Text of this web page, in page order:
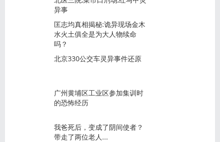
异事
匡志均真相揭秘:诡异现场金木
水火土俱全是为大人物续命
吗？
北京330公交车灵异事件还原
广州黄埔区工业区参加集训时
的恐怖经历
我爸死后，变成了阴间使者？
带走了两位老人...